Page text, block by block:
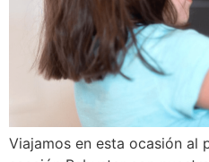
Viajamos en esta ocasión al